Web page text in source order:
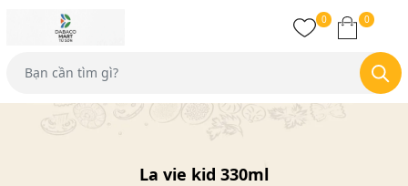
0 0
La vie kid 330ml